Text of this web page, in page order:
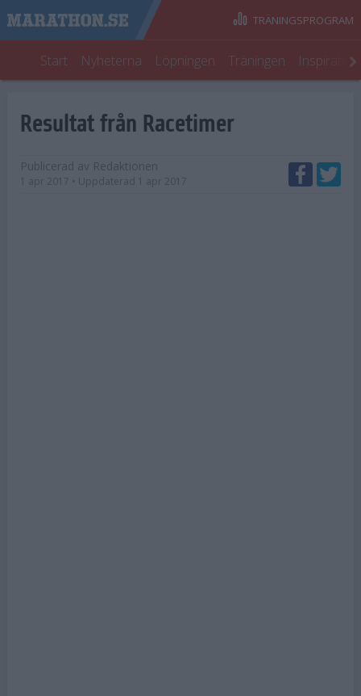
Start Nyheterna Löpningen Träningen
TRÄNINGSPROGRAM
Resultat från Racetimer
Publicerad av Redaktionen
1 apr 2017 • Uppdaterad 1 apr 2017